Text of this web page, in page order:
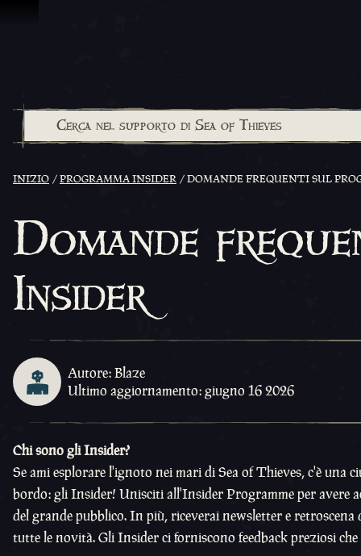
INIZIO PROGRAMMA INSIDER DOMANDE FREQUENTI SUL
Domande
Insider
Autore: Blaze
Ultimo aggiornamento: giugno 16 2026
Chi sono gli Insider?
Se ami esplorare l'ignoto nei mari di Sea of Thieves, c'è una
bordo: gli Insider! Unisciti all'Insider Programme per avere
del grande pubblico. In più, riceverai newsletter e
tutte le novità. Gli Insider ci forniscono feedback preziosi